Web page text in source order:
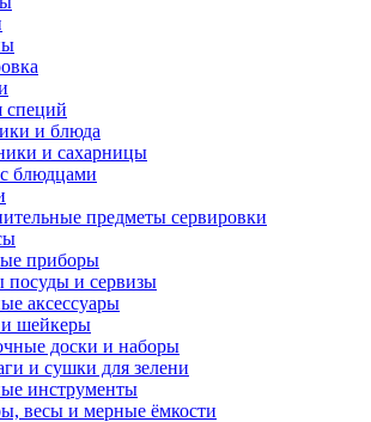
специй
и блюда
и сахарницы
блюдцами
предметы сервировки
приборы
посуды и сервизы
аксессуары
шейкеры
доски и наборы
и сушки для зелени
инструменты
весы и мерные ёмкости